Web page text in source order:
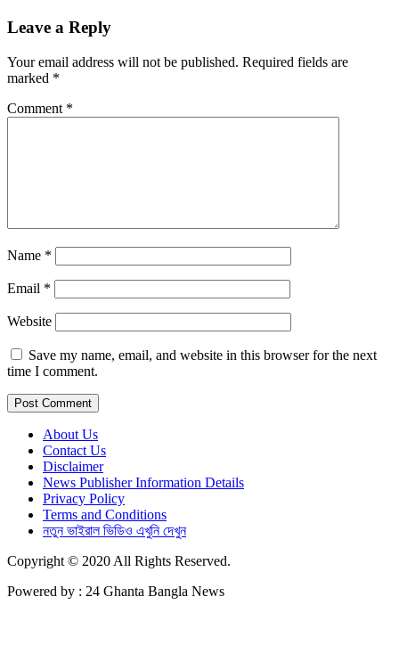
Leave a Reply
Your email address will not be published. Required fields are
marked *
Comment *
Name *
Email *
Website
Save my name, email, and website in this browser for the next
time I comment.
About Us
Contact Us
Disclaimer
News Publisher Information Details
Privacy Policy
Terms and Conditions
নতুন ভাইরাল ভিডিও এখুনি দেখুন
Copyright © 2020 All Rights Reserved.
Powered by : 24 Ghanta Bangla News